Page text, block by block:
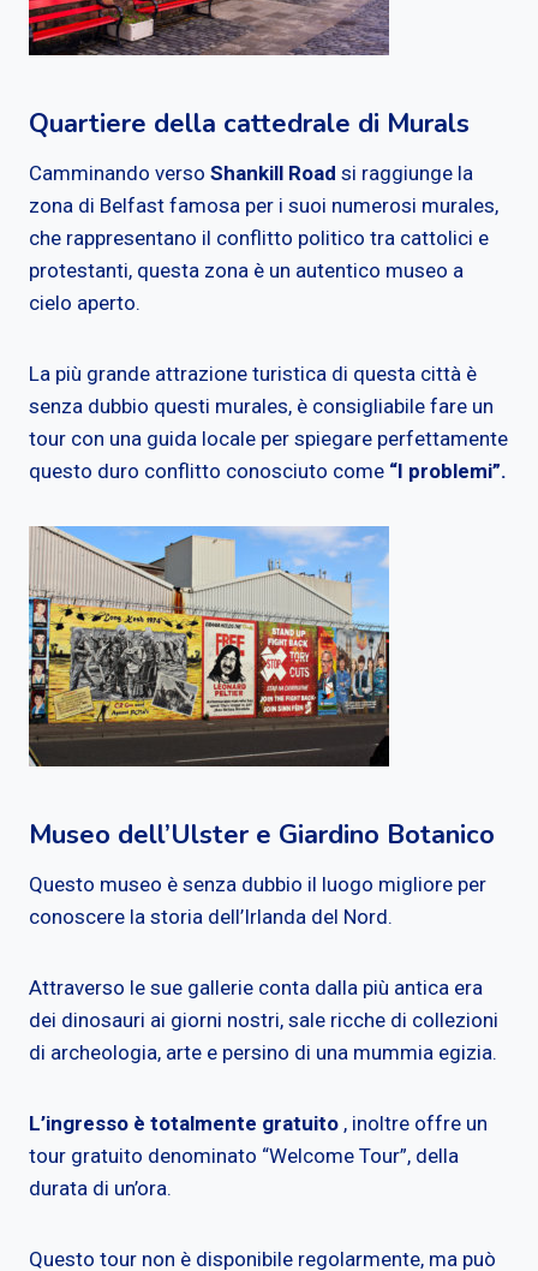
Quartiere della cattedrale di Murals
Camminando verso Shankill Road si raggiunge la
zona di Belfast famosa per i suoi numerosi murales,
che rappresentano il conflitto politico tra cattolici e
protestanti, questa zona è un autentico museo a
cielo aperto.
La più grande attrazione turistica di questa città è
senza dubbio questi murales, è consigliabile fare un
tour con una guida locale per spiegare perfettamente
questo duro conflitto conosciuto come “I problemi”.
Museo dell’Ulster e Giardino Botanico
Questo museo è senza dubbio il luogo migliore per
conoscere la storia dell’Irlanda del Nord.
Attraverso le sue gallerie conta dalla più antica era
dei dinosauri ai giorni nostri, sale ricche di collezioni
di archeologia, arte e persino di una mummia egizia.
L’ingresso è totalmente gratuito , inoltre offre un
tour gratuito denominato “Welcome Tour”, della
durata di un’ora.
Questo tour non è disponibile regolarmente, ma può